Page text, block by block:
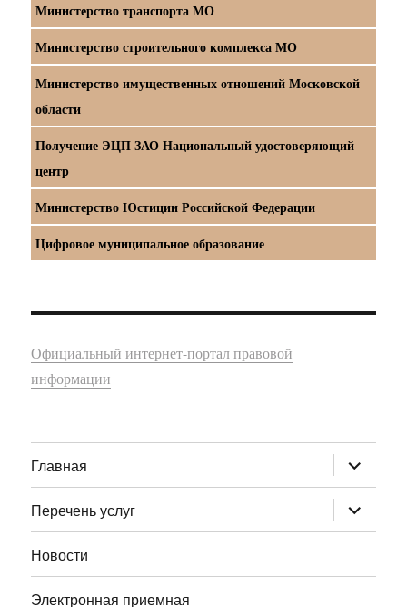
Министерство транспорта МО
Министерство строительного комплекса МО
Министерство имущественных отношений Московской
области
Получение ЭЦП ЗАО Национальный удостоверяющий
центр
Министерство Юстиции Российской Федерации
Цифровое муниципальное образование
Официальный интернет-портал правовой
информации
Главная раскрыть
дочернее
меню
Перечень услуг
раскрыть
дочернее
меню
Новости
Электронная приемная